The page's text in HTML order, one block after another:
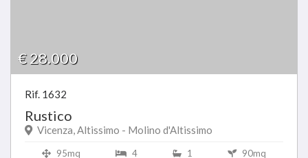
€ 28.000
Rif. 1632
Rustico
Vicenza, Altissimo - Molino d'Altissimo
95mq 4 1 90mq